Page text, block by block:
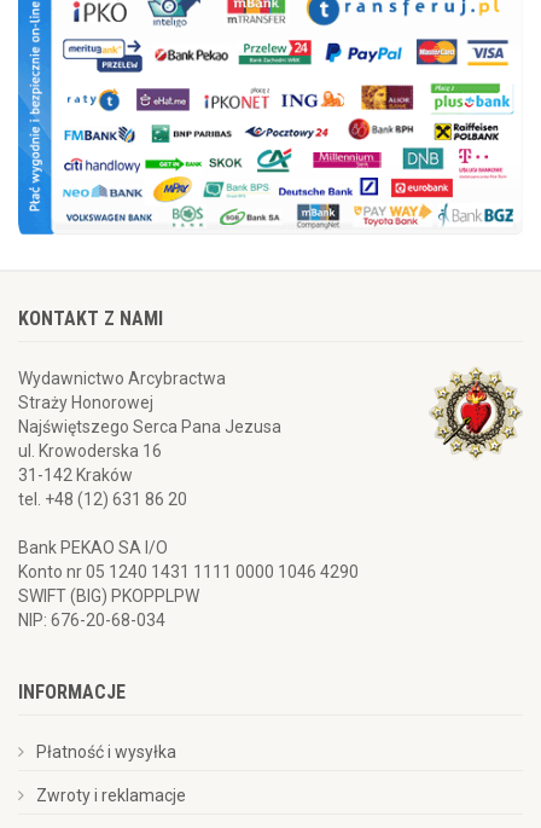
KONTAKT Z NAMI
Wydawnictwo Arcybractwa
Straży Honorowej
Najświętszego Serca Pana Jezusa
ul. Krowoderska 16
31-142 Kraków
tel. +48 (12) 631 86 20
Bank PEKAO SA I/O
Konto nr 05 1240 1431 1111 0000 1046 4290
SWIFT (BIG) PKOPPLPW
NIP: 676-20-68-034
INFORMACJE
Płatność i wysyłka
Zwroty i reklamacje